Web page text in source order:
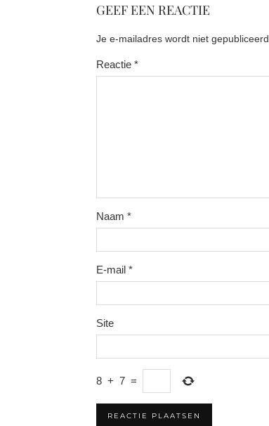
GEEF EEN REACTIE
Je e-mailadres wordt niet gepubliceerd.
Reactie *
Naam *
E-mail *
Site
8 + 7 =